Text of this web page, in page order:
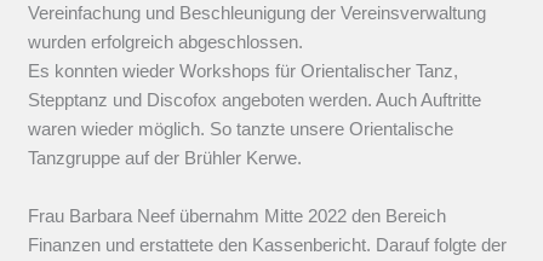
Vereinfachung und Beschleunigung der Vereinsverwaltung
wurden erfolgreich abgeschlossen.
Es konnten wieder Workshops für Orientalischer Tanz,
Stepptanz und Discofox angeboten werden. Auch Auftritte
waren wieder möglich. So tanzte unsere Orientalische
Tanzgruppe auf der Brühler Kerwe.
Frau Barbara Neef übernahm Mitte 2022 den Bereich
Finanzen und erstattete den Kassenbericht. Darauf folgte der